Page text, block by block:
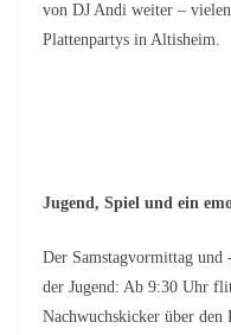
von DJ Andi weiter –
Plattenpartys in Altisheim.
Jugend, Spiel und ein
Der Samstagvormittag und
der Jugend: Ab 9:30 Uhr
Nachwuchskicker über den